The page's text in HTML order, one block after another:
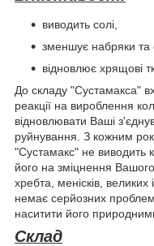
виводить солі,
зменшує набряки та
відновлює хрящові
До складу "Сустамакса"
реакції на вироблення
відновлювати Ваші
руйнування. З кожним
"Сустамакс" не виводить
його на зміцнення
хребта, менісків, великих
немає серйозних
наситити його
Склад